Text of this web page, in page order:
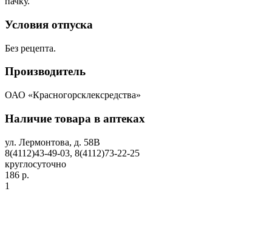
Условия отпуска
Без рецепта.
Производитель
ОАО «Красногорсклексредства»
Наличие товара в аптеках
ул. Лермонтова, д. 58В
8(4112)43-49-03, 8(4112)73-22-25
круглосуточно
186 р.
1